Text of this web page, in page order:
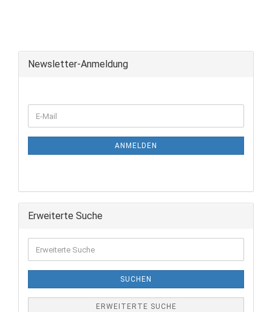
Newsletter-Anmeldung
ANMELDEN
Erweiterte Suche
SUCHEN
ERWEITERTE SUCHE